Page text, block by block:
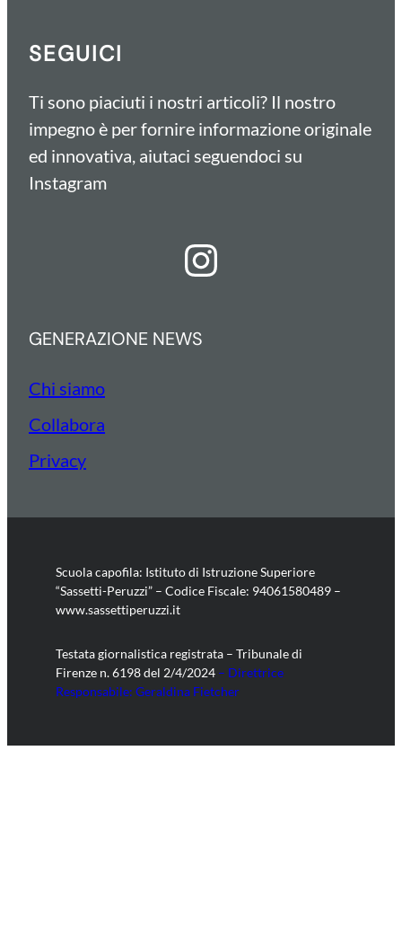
SEGUICI
Ti sono piaciuti i nostri articoli? Il nostro
impegno è per fornire informazione originale
ed innovativa, aiutaci seguendoci su
Instagram
Instagram
GENERAZIONE NEWS
Chi siamo
Collabora
Privacy
Scuola capofila: Istituto di Istruzione Superiore
“Sassetti-Peruzzi” – Codice Fiscale: 94061580489 –
www.sassettiperuzzi.it
Testata giornalistica registrata – Tribunale di
Firenze n. 6198 del 2/4/2024 – Direttrice
Responsabile: Geraldina Fietcher